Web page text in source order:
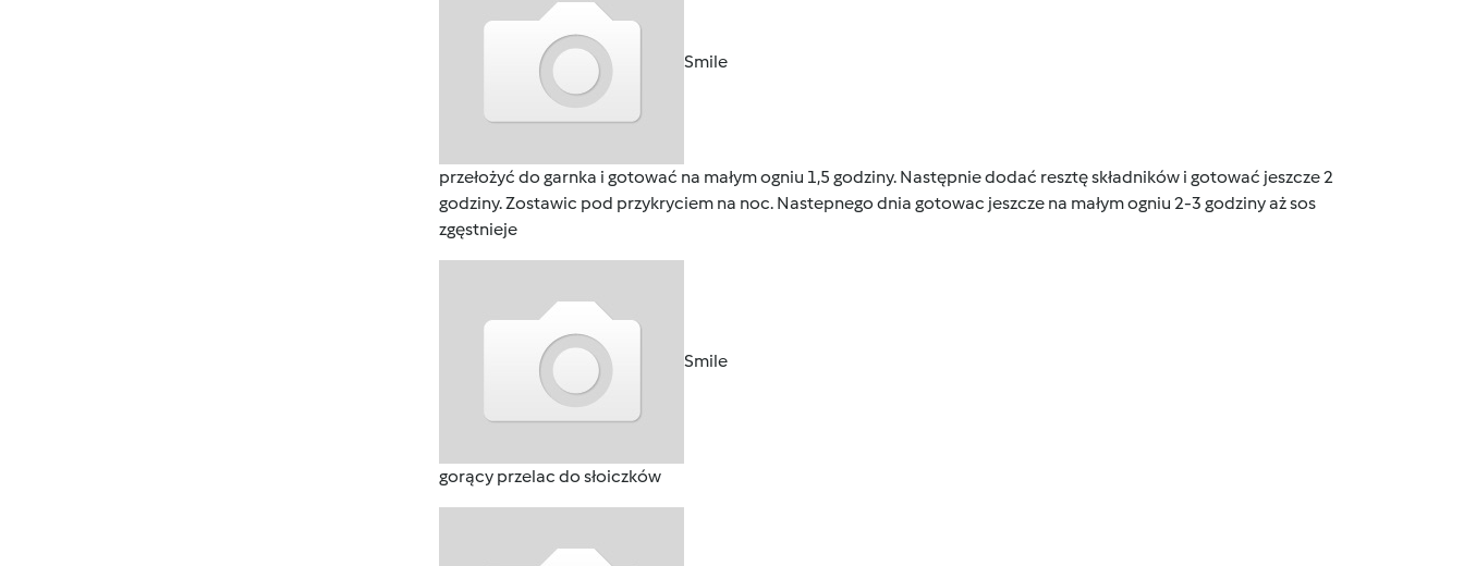
Smile
przełożyć do garnka i gotować na małym ogniu 1,5 godziny. Następnie dodać resztę składników i gotować jeszcze 2
godziny. Zostawic pod przykryciem na noc. Nastepnego dnia gotowac jeszcze na małym ogniu 2-3 godziny aż sos
zgęstnieje
Smile
gorący przelac do słoiczków